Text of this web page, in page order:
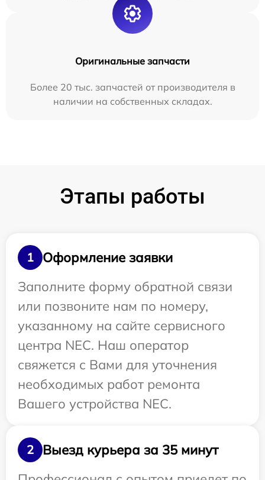
Оригинальные запчасти
Более 20 тыс. запчастей от производителя в
наличии на собственных складах.
Этапы работы
1
Оформление заявки
Заполните форму обратной связи
или позвоните нам по номеру,
указанному на сайте сервисного
центра NEC. Наш оператор
свяжется с Вами для уточнения
необходимых работ ремонта
Вашего устройства NEC.
2
Выезд курьера за 35 минут